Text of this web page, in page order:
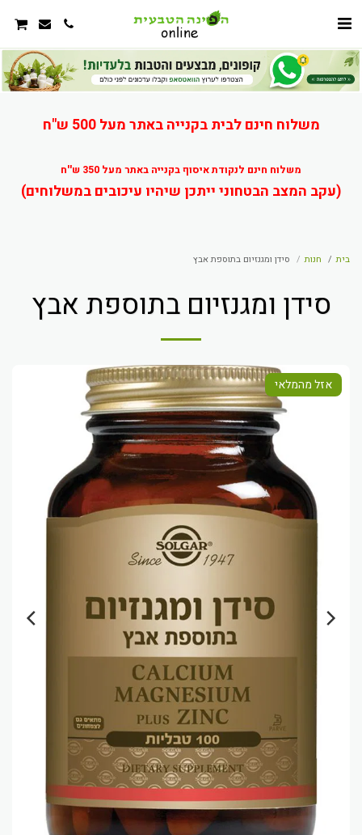
משלוח חינם לבית בקנייה באתר מעל 500 ש"ח
משלוח חינם לנקודת איסוף בקנייה באתר מעל 350 ש''ח
(עקב המצב הבטחוני ייתכן שיהיו עיכובים במשלוחים)
בית חנות סידן ומגנזיום בתוספת אבץ
סידן ומגנזיום בתוספת אבץ
אזל מהמלאי